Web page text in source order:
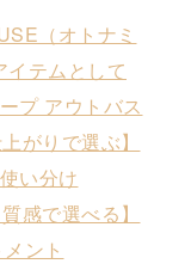
（オトナミ
テムとして
プ アウトバス
がりで選ぶ】
い分け
感で選べる】
ント